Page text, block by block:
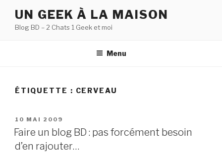
contenu
UN GEEK À LA MAISON
Blog BD – 2 Chats 1 Geek et moi
Menu
ÉTIQUETTE : CERVEAU
PUBLIÉ
LE
10 MAI 2009
Faire un blog BD : pas forcément besoin
d’en rajouter…